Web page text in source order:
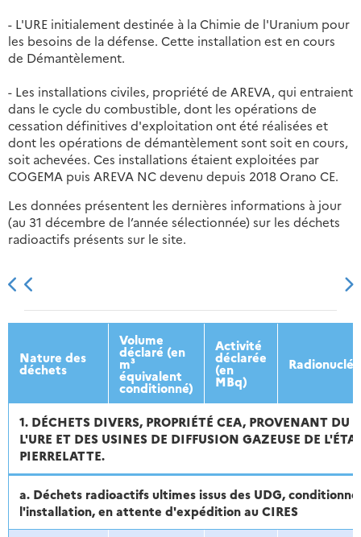
- L'URE initialement destinée à la Chimie de l'Uranium pour
les besoins de la défense. Cette installation est en cours
de Démantèlement.
- Les installations civiles, propriété de AREVA, qui entraient
dans le cycle du combustible, dont les opérations de
cessation définitives d'exploitation ont été réalisées et
dont les opérations de démantèlement sont soit en cours,
soit achevées. Ces installations étaient exploitées par
COGEMA puis AREVA NC devenu depuis 2018 Orano CE.
Les données présentent les dernières informations à jour
(au 31 décembre de l’année sélectionnée) sur les déchets
radioactifs présents sur le site.
2013 2014 2015 2016
Nature des
déchets
Volume
déclaré (en
m³
équivalent
conditionné)
Activité
déclarée
(en
MBq)
1. DÉCHETS DIVERS, PROPRIÉTÉ CEA, PROVENANT DU
L'URE ET DES USINES DE DIFFUSION GAZEUSE DE
PIERRELATTE.
a. Déchets radioactifs ultimes issus des UDG,
l'installation, en attente d'expédition au CIRES